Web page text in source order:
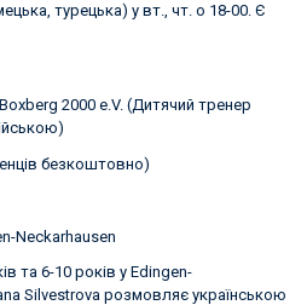
турецька) у вт., чт. о 18-00. Є
2000 e.V. (Дитячий тренер
безкоштовно)
Neckarhausen
та 6-10 років у Edingen-
Silvestrova розмовляє українською